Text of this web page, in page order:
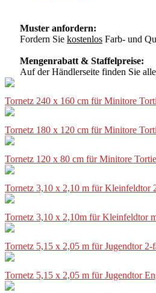
Muster anfordern:
Fordern Sie kostenlos Farb- und
Mengenrabatt & Staffelpreise:
Auf der Händlerseite finden Sie alle
Tornetz 240 x 160 cm für Minitore
Tornetz 180 x 120 cm für Minitore
Tornetz 120 x 80 cm für Minitore
Tornetz 3,10 x 2,10 m für Kleinfeldtor
Tornetz 3,10 x 2,10m für Kleinfeldtor
Tornetz 5,15 x 2,05 m für Jugendtor
Tornetz 5,15 x 2,05 m für Jugendtor